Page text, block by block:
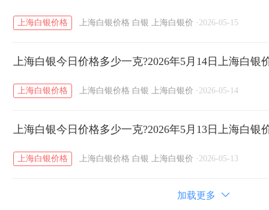
上海白银价格 上海白银价格 白银 上海白银价 · 2026-05-15
上海白银今日价格多少一克?2026年5月14日上海白银
上海白银价格 上海白银价格 白银 上海白银价 · 2026-05-14
上海白银今日价格多少一克?2026年5月13日上海白银
上海白银价格 上海白银价格 白银 上海白银价 · 2026-05-13
加载更多